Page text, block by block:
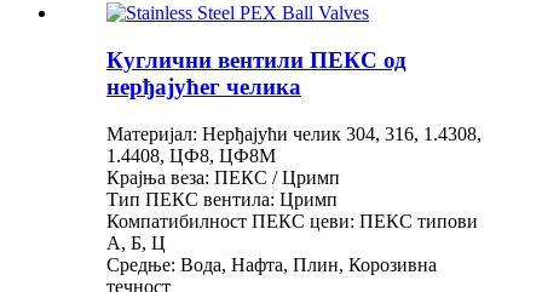
Куглични вентили ПЕКС од
нерђајућег челика
Материјал: Нерђајући челик 304, 316, 1.4308,
1.4408, ЦФ8, ЦФ8М
Крајња веза: ПЕКС / Цримп
Тип ПЕКС вентила: Цримп
Компатибилност ПЕКС цеви: ПЕКС типови
А, Б, Ц
Средње: Вода, Нафта, Плин, Корозивна
течност